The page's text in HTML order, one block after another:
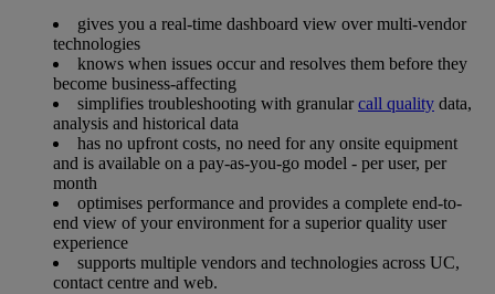
gives you a real-time dashboard view over multi-vendor
technologies
knows when issues occur and resolves them before they
become business-affecting
simplifies troubleshooting with granularcall quality data,
analysis and historical data
has no upfront costs, no need for any onsite equipment
and is available on a pay-as-you-go model - per user, per
month
optimises performance and provides a complete end-to-
end view of your environment for a superior quality user
experience
supports multiple vendors and technologies across UC,
contact centre and web.